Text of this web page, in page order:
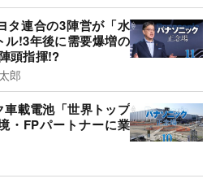
タ連合の3陣営が「水
ル!3年後に需要爆増の
頭指揮!?
郎
車載電池「世界トップ
・FPパートナーに業